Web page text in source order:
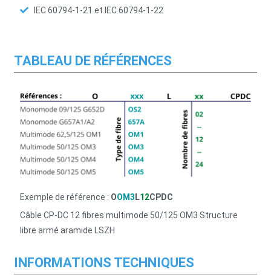
IEC 60794-1-21 et IEC 60794-1-22
TABLEAU DE RÉFÉRENCES
Exemple de référence : OOM3 L12CPDC
Câble CP-DC 12 fibres multimode 50/125 OM3 Structure
libre armé aramide LSZH
INFORMATIONS TECHNIQUES